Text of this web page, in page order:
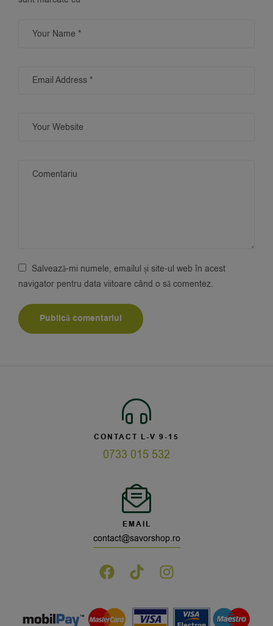
Salvează-mi numele, emailul și site-ul web în acest
navigator pentru data viitoare când o să comentez.
CONTACT L-V 9-15
0733 015 532
EMAIL
contact@savorshop.ro